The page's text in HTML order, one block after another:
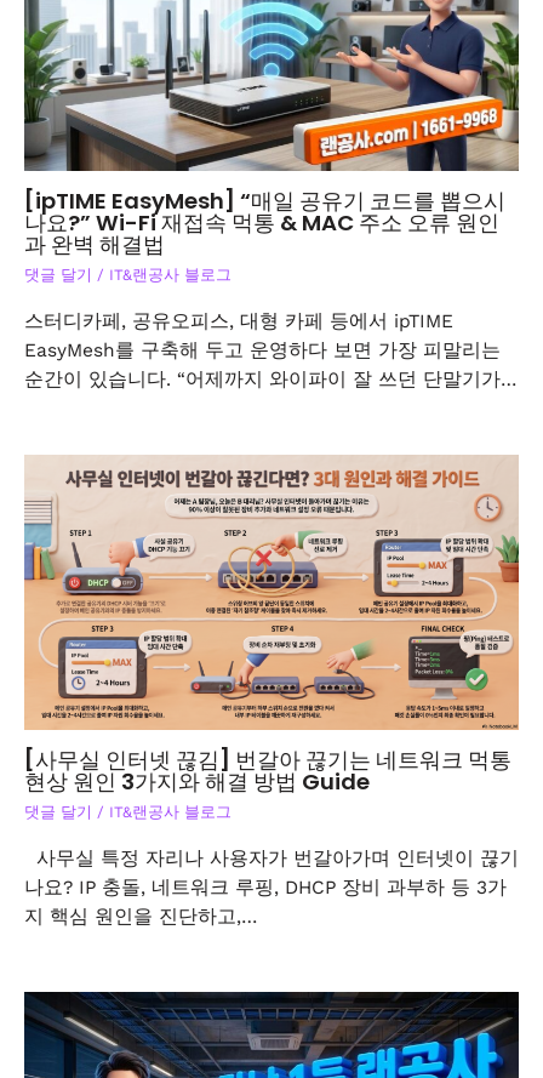
[ipTIME EasyMesh] “매일 공유기 코드를 뽑으시
나요?” Wi-Fi 재접속 먹통 & MAC 주소 오류 원인
과 완벽 해결법
댓글 달기 / IT&랜공사 블로그
스터디카페, 공유오피스, 대형 카페 등에서 ipTIME
EasyMesh를 구축해 두고 운영하다 보면 가장 피말리는
순간이 있습니다. “어제까지 와이파이 잘 쓰던 단말기가…
[사무실 인터넷 끊김] 번갈아 끊기는 네트워크 먹통
현상 원인 3가지와 해결 방법 Guide
댓글 달기 / IT&랜공사 블로그
사무실 특정 자리나 사용자가 번갈아가며 인터넷이 끊기
나요? IP 충돌, 네트워크 루핑, DHCP 장비 과부하 등 3가
지 핵심 원인을 진단하고,…